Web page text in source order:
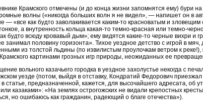
Крамского отмечены (и до конца жизни запомнятся ему) бури
волны («никогда больших волн я не видел», — напишет он в
— «все как будто заволакивается каким-то красноватым и зловещим
а внутренность кольца какая-то темно-красная или темно-
будто всюду кровавый дым»; ему видятся какие-то черные вихри и
занимал половину горизонта». Тихое уездное детство с игрой в мяч,
из толстой льдины (по извилистым проулочкам ветром к
картинами грозных игр природы, неожиданных ее
вольного казачьего городка в уездное захолустье некогда с
уезде (потом, выйдя в отставку, Кондратий Федорович
в статье, предназначенной, кажется, для высочайшего адресата, об
казаками»: «На землях острогожских не видали крепостных
но ошибаюсь как гражданин, радеющий о благе отечества»).